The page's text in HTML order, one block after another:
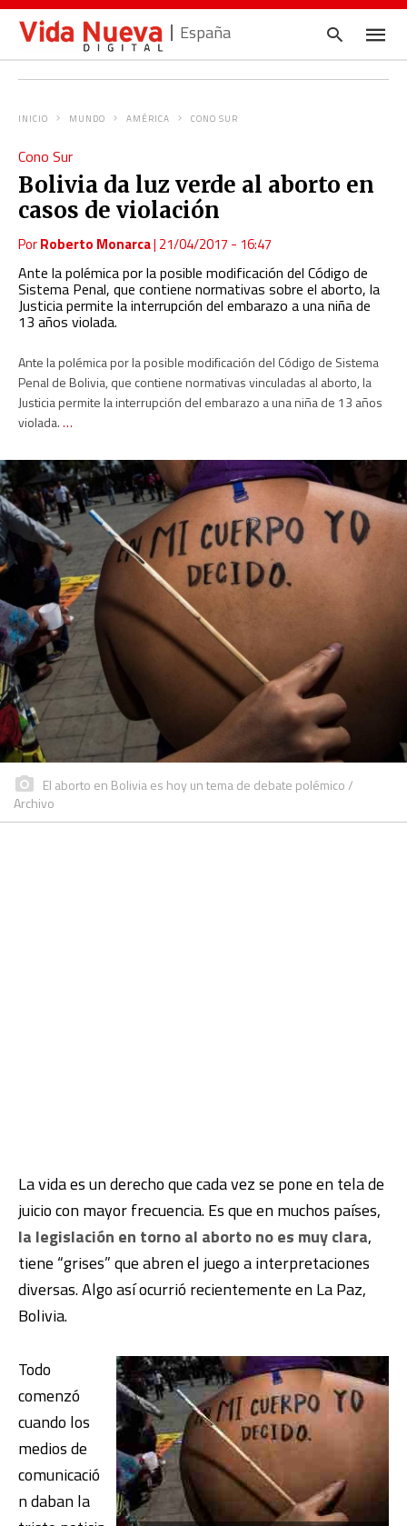
España
y
INICIO MUNDO AMÉRICA CONO SUR
Cono Sur
Bolivia da luz verde al aborto en
casos de violación
PorRoberto Monarca| 21/04/2017 - 16:47
Ante la polémica por la posible modificación del Código de
Sistema Penal, que contiene normativas sobre el aborto, la
Justicia permite la interrupción del embarazo a una niña de
13 años violada.
Ante la polémica por la posible modificación del Código de Sistema
Penal de Bolivia, que contiene normativas vinculadas al aborto, la
Justicia permite la interrupción del embarazo a una niña de 13 años
violada.…
El aborto en Bolivia es hoy un tema de debate polémico /
Archivo
La vida es un derecho que cada vez se pone en tela de
juicio con mayor frecuencia. Es que en muchos países,
la legislación en torno al aborto no es muy clara,
tiene “grises” que abren el juego a interpretaciones
diversas. Algo así ocurrió recientemente en La Paz,
Bolivia.
Todo
comenzó
cuando los
medios de
comunicació
n daban la